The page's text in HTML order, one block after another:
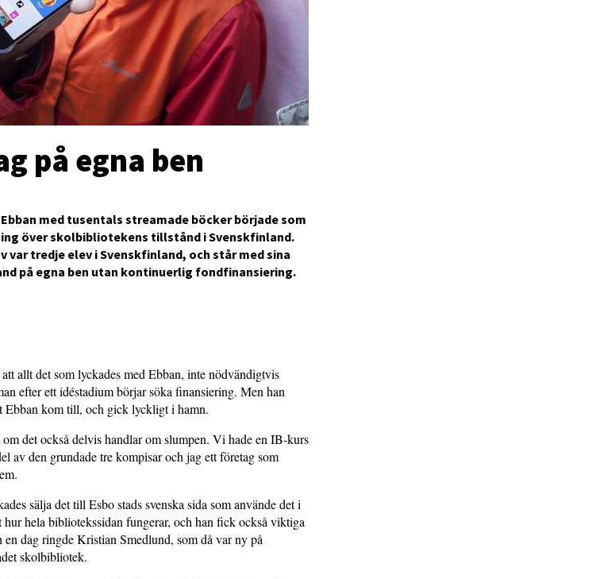
på egna ben
med tusentals streamade böcker började som
över skolbibliotekens tillstånd i Svenskfinland.
var tredje elev i Svenskfinland, och står med sina
på egna ben utan kontinuerlig fondfinansiering.
allt det som lyckades med Ebban, inte nödvändigtvis
efter ett idéstadium börjar söka finansiering. Men han
Ebban kom till, och gick lyckligt i hamn.
det också delvis handlar om slumpen. Vi hade en IB-kurs
av den grundade tre kompisar och jag ett företag som
sälja det till Esbo stads svenska sida som använde det i
hela biblio­tekssidan fungerar, och han fick också viktiga
dag ringde Kristian Smedlund, som då var ny på
skolbibliotek.